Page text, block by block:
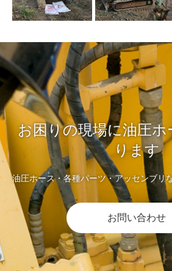
お困りの現場に油圧ホ
ります
油圧ホース・各種パーツ・アッセンブリ
お問い合わせ